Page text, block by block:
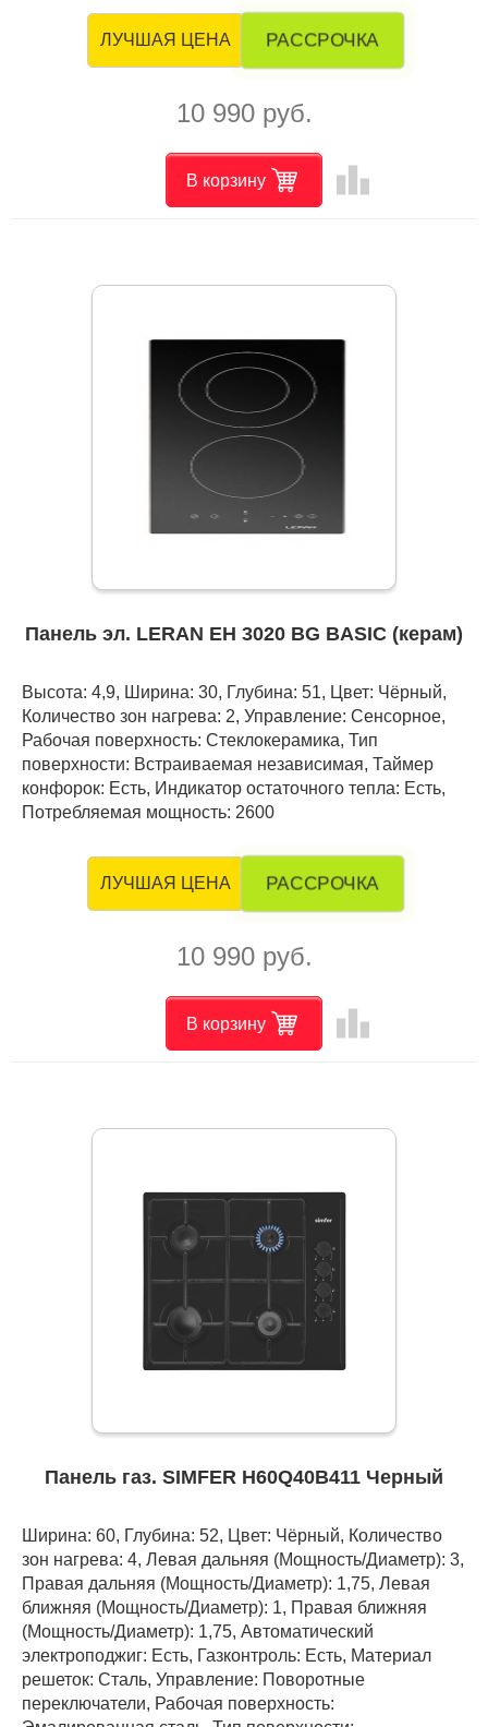
ЛУЧШАЯ ЦЕНА РАССРОЧКА
10 990 руб.
В корзину leaderboard
Панель эл. LERAN EH 3020 BG BASIC (керам)
Высота: 4,9, Ширина: 30, Глубина: 51, Цвет: Чёрный,
Количество зон нагрева: 2, Управление: Сенсорное,
Рабочая поверхность: Стеклокерамика, Тип
поверхности: Встраиваемая независимая, Таймер
конфорок: Есть, Индикатор остаточного тепла: Есть,
Потребляемая мощность: 2600
ЛУЧШАЯ ЦЕНА РАССРОЧКА
10 990 руб.
В корзину leaderboard
Панель газ. SIMFER H60Q40B411 Черный
Ширина: 60, Глубина: 52, Цвет: Чёрный, Количество
зон нагрева: 4, Левая дальняя (Мощность/Диаметр): 3,
Правая дальняя (Мощность/Диаметр): 1,75, Левая
ближняя (Мощность/Диаметр): 1, Правая ближняя
(Мощность/Диаметр): 1,75, Автоматический
электроподжиг: Есть, Газконтроль: Есть, Материал
решеток: Сталь, Управление: Поворотные
переключатели, Рабочая поверхность: